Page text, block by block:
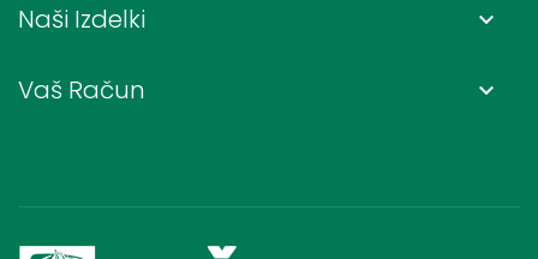
Naši Izdelki keyboard_arrow_down
Vaš Račun keyboard_arrow_down